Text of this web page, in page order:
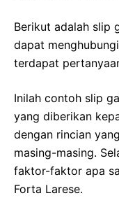
Berikut adalah slip
dapat
terdapat
Inilah contoh slip
yang diberikan
dengan rincian
masing-masing.
faktor-faktor apa
Forta Larese.